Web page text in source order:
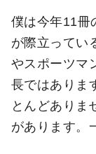
僕は今年11冊
が際立ってい
やスポーツマ
長ではありま
とんどありま
があります。